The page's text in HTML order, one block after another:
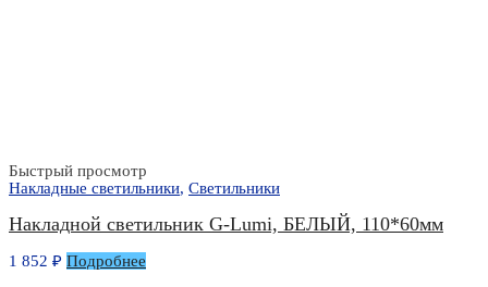
Быстрый просмотр
Накладные светильники, Светильники
Накладной светильник G-Lumi, БЕЛЫЙ, 110*60мм
1 852 ₽ Подробнее